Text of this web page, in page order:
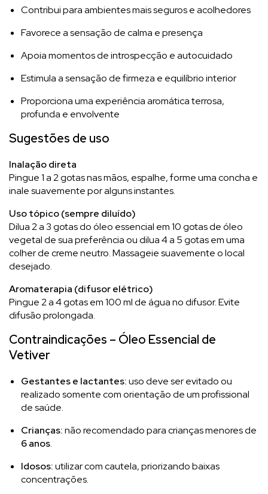
Contribui para ambientes mais seguros e acolhedores
Favorece a sensação de calma e presença
Apoia momentos de introspecção e autocuidado
Estimula a sensação de firmeza e equilíbrio interior
Proporciona uma experiência aromática terrosa,
profunda e envolvente
Sugestões de uso
Inalação direta
Pingue 1 a 2 gotas nas mãos, espalhe, forme uma concha e
inale suavemente por alguns instantes.
Uso tópico (sempre diluído)
Dilua 2 a 3 gotas do óleo essencial em 10 gotas de óleo
vegetal de sua preferência ou dilua 4 a 5 gotas em uma
colher de creme neutro. Massageie suavemente o local
desejado.
Aromaterapia (difusor elétrico)
Pingue 2 a 4 gotas em 100 ml de água no difusor. Evite
difusão prolongada.
Contraindicações – Óleo Essencial de
Vetiver
Gestantes e lactantes:uso deve ser evitado ou
realizado somente com orientação de um profissional
de saúde.
Crianças:não recomendado para crianças menores de
6 anos.
Idosos:utilizar com cautela, priorizando baixas
concentrações.